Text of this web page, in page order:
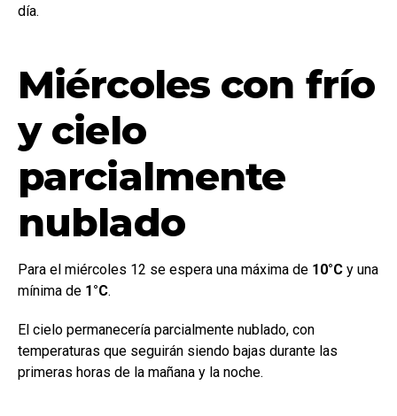
día.
Miércoles con frío
y cielo
parcialmente
nublado
Para el miércoles 12 se espera una máxima de 10°C y una
mínima de 1°C.
El cielo permanecería parcialmente nublado, con
temperaturas que seguirán siendo bajas durante las
primeras horas de la mañana y la noche.